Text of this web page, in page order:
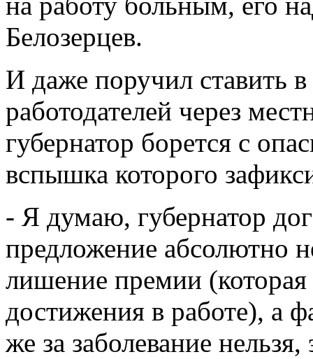
Белозерцев.
И даже поручил ставить в
работодателей через
губернатор борется с
вспышка которого
- Я думаю, губернатор
предложение абсолютно
лишение премии (которая
достижения в работе), а
же за заболевание